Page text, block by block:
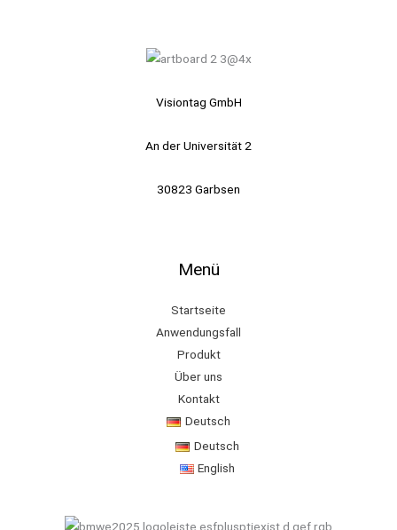
Visiontag GmbH
An der Universität 2
30823 Garbsen
Menü
Startseite
Anwendungsfall
Produkt
Über uns
Kontakt
Deutsch
Deutsch
English